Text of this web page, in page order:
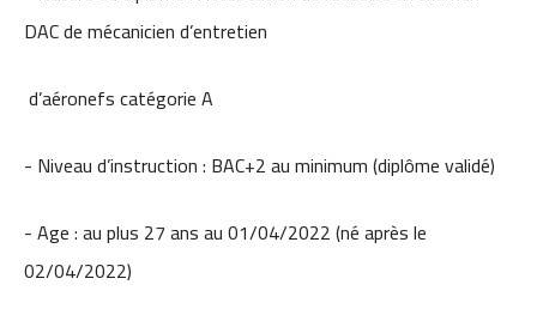
DAC de mécanicien d’entretien
d’aéronefs catégorie A
- Niveau d’instruction : BAC+2 au minimum (diplôme validé)
- Age : au plus 27 ans au 01/04/2022 (né après le
02/04/2022)